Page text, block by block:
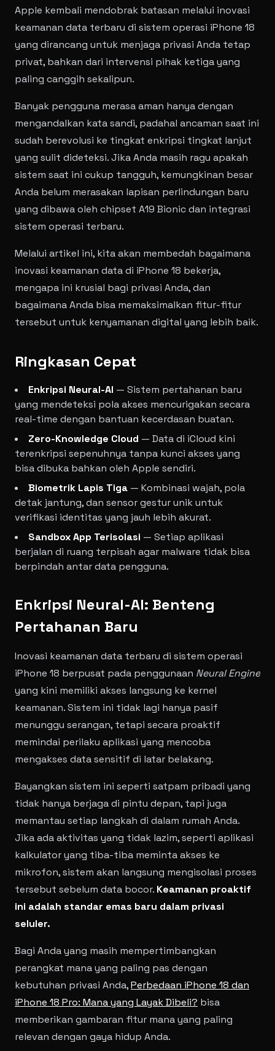
Apple kembali mendobrak batasan melalui inovasi
keamanan data terbaru di sistem operasi iPhone 18
yang dirancang untuk menjaga privasi Anda tetap
privat, bahkan dari intervensi pihak ketiga yang
paling canggih sekalipun.
Banyak pengguna merasa aman hanya dengan
mengandalkan kata sandi, padahal ancaman saat ini
sudah berevolusi ke tingkat enkripsi tingkat lanjut
yang sulit dideteksi. Jika Anda masih ragu apakah
sistem saat ini cukup tangguh, kemungkinan besar
Anda belum merasakan lapisan perlindungan baru
yang dibawa oleh chipset A19 Bionic dan integrasi
sistem operasi terbaru.
Melalui artikel ini, kita akan membedah bagaimana
inovasi keamanan data di iPhone 18 bekerja,
mengapa ini krusial bagi privasi Anda, dan
bagaimana Anda bisa memaksimalkan fitur-fitur
tersebut untuk kenyamanan digital yang lebih baik.
Ringkasan Cepat
Enkripsi Neural-AI — Sistem pertahanan baru
yang mendeteksi pola akses mencurigakan secara
real-time dengan bantuan kecerdasan buatan.
Zero-Knowledge Cloud — Data di iCloud kini
terenkripsi sepenuhnya tanpa kunci akses yang
bisa dibuka bahkan oleh Apple sendiri.
Biometrik Lapis Tiga — Kombinasi wajah, pola
detak jantung, dan sensor gestur unik untuk
verifikasi identitas yang jauh lebih akurat.
Sandbox App Terisolasi — Setiap aplikasi
berjalan di ruang terpisah agar malware tidak bisa
berpindah antar data pengguna.
Enkripsi Neural-AI: Benteng
Pertahanan Baru
Inovasi keamanan data terbaru di sistem operasi
iPhone 18 berpusat pada penggunaan Neural Engine
yang kini memiliki akses langsung ke kernel
keamanan. Sistem ini tidak lagi hanya pasif
menunggu serangan, tetapi secara proaktif
memindai perilaku aplikasi yang mencoba
mengakses data sensitif di latar belakang.
Bayangkan sistem ini seperti satpam pribadi yang
tidak hanya berjaga di pintu depan, tapi juga
memantau setiap langkah di dalam rumah Anda.
Jika ada aktivitas yang tidak lazim, seperti aplikasi
kalkulator yang tiba-tiba meminta akses ke
mikrofon, sistem akan langsung mengisolasi proses
tersebut sebelum data bocor. Keamanan proaktif
ini adalah standar emas baru dalam privasi
seluler.
Bagi Anda yang masih mempertimbangkan
perangkat mana yang paling pas dengan
kebutuhan privasi Anda,Perbedaan iPhone 18 dan
iPhone 18 Pro: Mana yang Layak Dibeli? bisa
memberikan gambaran fitur mana yang paling
relevan dengan gaya hidup Anda.